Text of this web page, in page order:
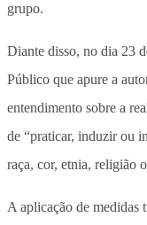
grupo.
Diante disso, no dia 23
Público que apure a
entendimento sobre a
de “praticar, induzir ou
raça, cor, etnia, religião
A aplicação de medidas